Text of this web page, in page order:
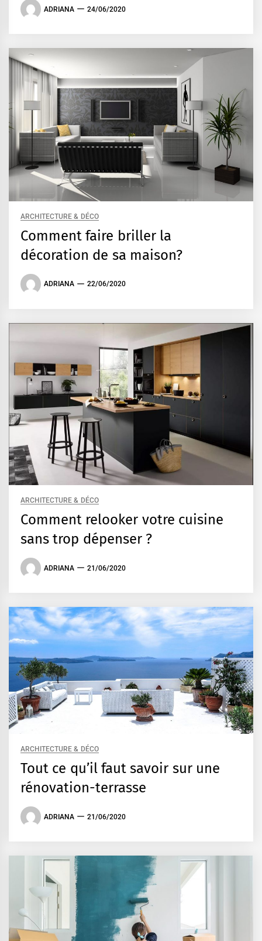
ADRIANA 24/06/2020
ARCHITECTURE & DÉCO
Comment faire briller la
décoration de sa maison?
ADRIANA 22/06/2020
ARCHITECTURE & DÉCO
Comment relooker votre cuisine
sans trop dépenser ?
ADRIANA 21/06/2020
ARCHITECTURE & DÉCO
Tout ce qu’il faut savoir sur une
rénovation-terrasse
ADRIANA 21/06/2020